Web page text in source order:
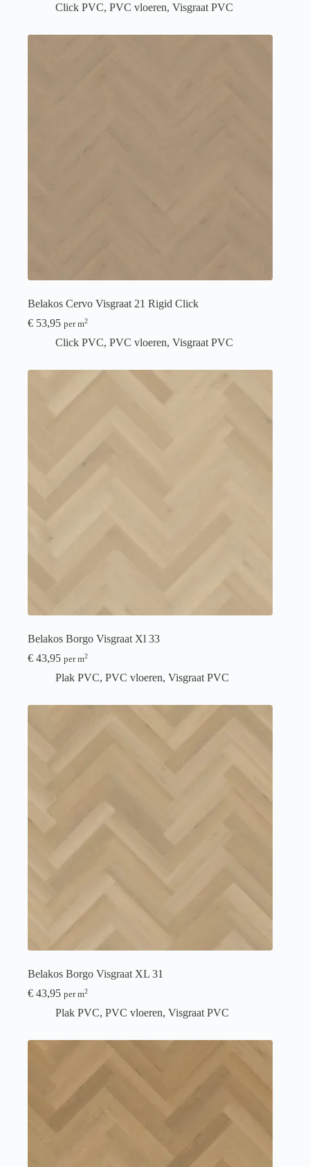
Click PVC, PVC vloeren, Visgraat PVC
Belakos Cervo Visgraat 21 Rigid Click
€ 53,95 per m2
Click PVC, PVC vloeren, Visgraat PVC
Belakos Borgo Visgraat Xl 33
€ 43,95 per m2
Plak PVC, PVC vloeren, Visgraat PVC
Belakos Borgo Visgraat XL 31
€ 43,95 per m2
Plak PVC, PVC vloeren, Visgraat PVC